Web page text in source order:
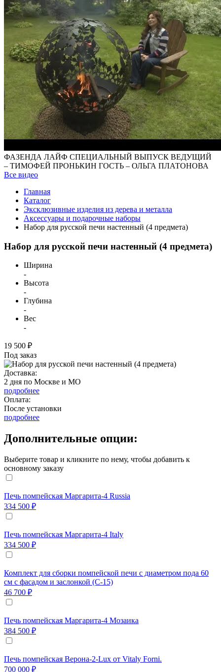
ФАЗЕНДА ЛАЙФ СПЕЦИАЛЬНЫЙ ВЫПУСК ВЕДУЩИЙ
– ТИМОФЕЙ ПРОНЬКИН ГОСТЬ – ОЛЬГА ПЛАТОНОВА
Все видео
Главная
Каталог
Эксклюзивные изделия из дерева и металла
Аксессуары и подарочные наборы
Набор для русской печи настенный (4 предмета)
Набор для русской печи настенный (4 предмета)
Ширина
-
Высота
-
Глубина
-
Вес
-
19 500 ₽
Под заказ
Доставка:
2 дня по Москве и МО
подробнее
Оплата:
После установки
подробнее
Дополнительные опции:
Выберите товар и кликните по нему, чтобы добавить к
основному заказу
Печь помпейская Маргарита-4 Russia
334 500 ₽
Печь помпейская Маргарита-4 Italy
334 500 ₽
Комплект для сборки помпейской печи с диаметром пода 60
см с фасадом и заслонкой (С-15)
46 700 ₽
Печь помпейская Маргарита-4 Мозаика
384 500 ₽
Печь помпейская Верона-2-Lux от Vitaly Forni.
700 000 ₽